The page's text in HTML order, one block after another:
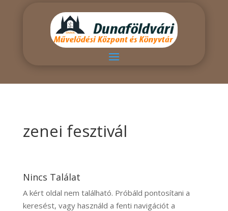
zenei fesztivál
Nincs Találat
A kért oldal nem található. Próbáld pontosítani a
keresést, vagy használd a fenti navigációt a